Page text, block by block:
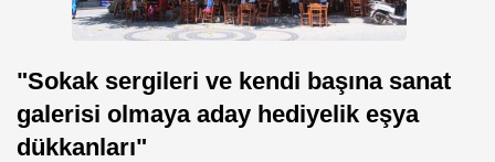
"Sokak sergileri ve kendi başına sanat
galerisi olmaya aday hediyelik eşya
dükkanları"